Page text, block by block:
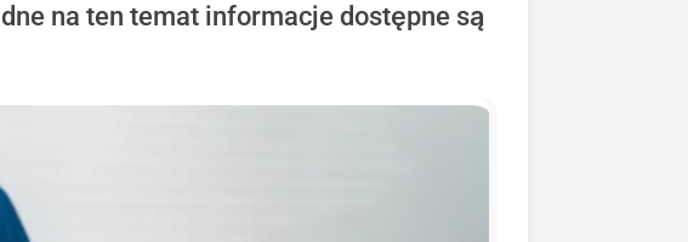
na ten temat informacje dostępne są